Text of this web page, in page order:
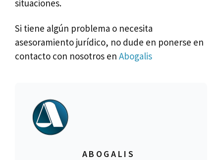
situaciones.
Si tiene algún problema o necesita
asesoramiento jurídico, no dude en ponerse en
contacto con nosotros en Abogalis
ABOGALIS